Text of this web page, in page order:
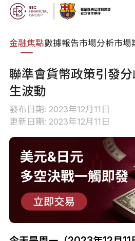
金融焦點數據報告市場分析市場
聯準會貨幣政策引發
生波動
發布日期: 2023年12月11日
更新日期: 2023年12月11日